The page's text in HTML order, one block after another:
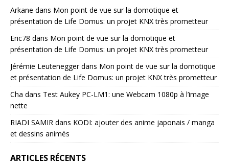
Arkane dans Mon point de vue sur la domotique et
présentation de Life Domus: un projet KNX très prometteur
Eric78 dans Mon point de vue sur la domotique et
présentation de Life Domus: un projet KNX très prometteur
Jérémie Leuteneggerdans Mon point de vue sur la domotique
et présentation de Life Domus: un projet KNX très prometteur
Cha dans Test Aukey PC-LM1: une Webcam 1080p à l’image
nette
RIADI SAMIR dans KODI: ajouter des anime japonais / manga
et dessins animés
ARTICLES RÉCENTS